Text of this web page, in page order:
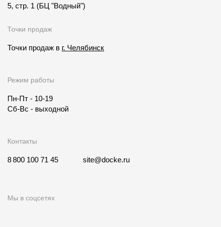
5, стр. 1 (БЦ "Водный")
Точки продаж
Точки продаж в г. Челябинск
Режим работы
Пн-Пт - 10-19
Сб-Вс - выходной
Контакты
8 800 100 71 45 site@docke.ru
Мы в соцсетях